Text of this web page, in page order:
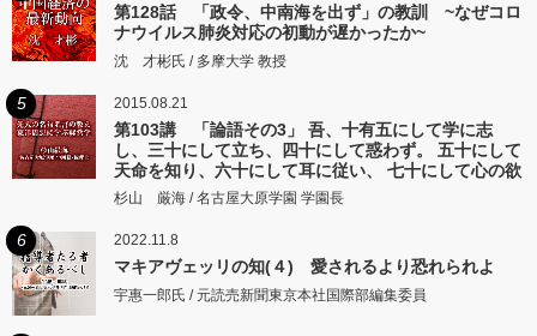
第128話 「政令、中南海を出ず」の教訓 ~なぜコロ
ナウイルス肺炎対応の初動が遅かったか~
沈 才彬氏 / 多摩大学 教授
5 2015.08.21
第103講 「論語その3」 吾、十有五にして学に志
し、三十にして立ち、四十にして惑わず。 五十にして
天命を知り、六十にして耳に従い、 七十にして心の欲
するところに従いて矩をこえず。
杉山 厳海 / 名古屋大原学園 学園長
6 2022.11.8
マキアヴェッリの知(４) 愛されるより恐れられよ
宇惠一郎氏 / 元読売新聞東京本社国際部編集委員